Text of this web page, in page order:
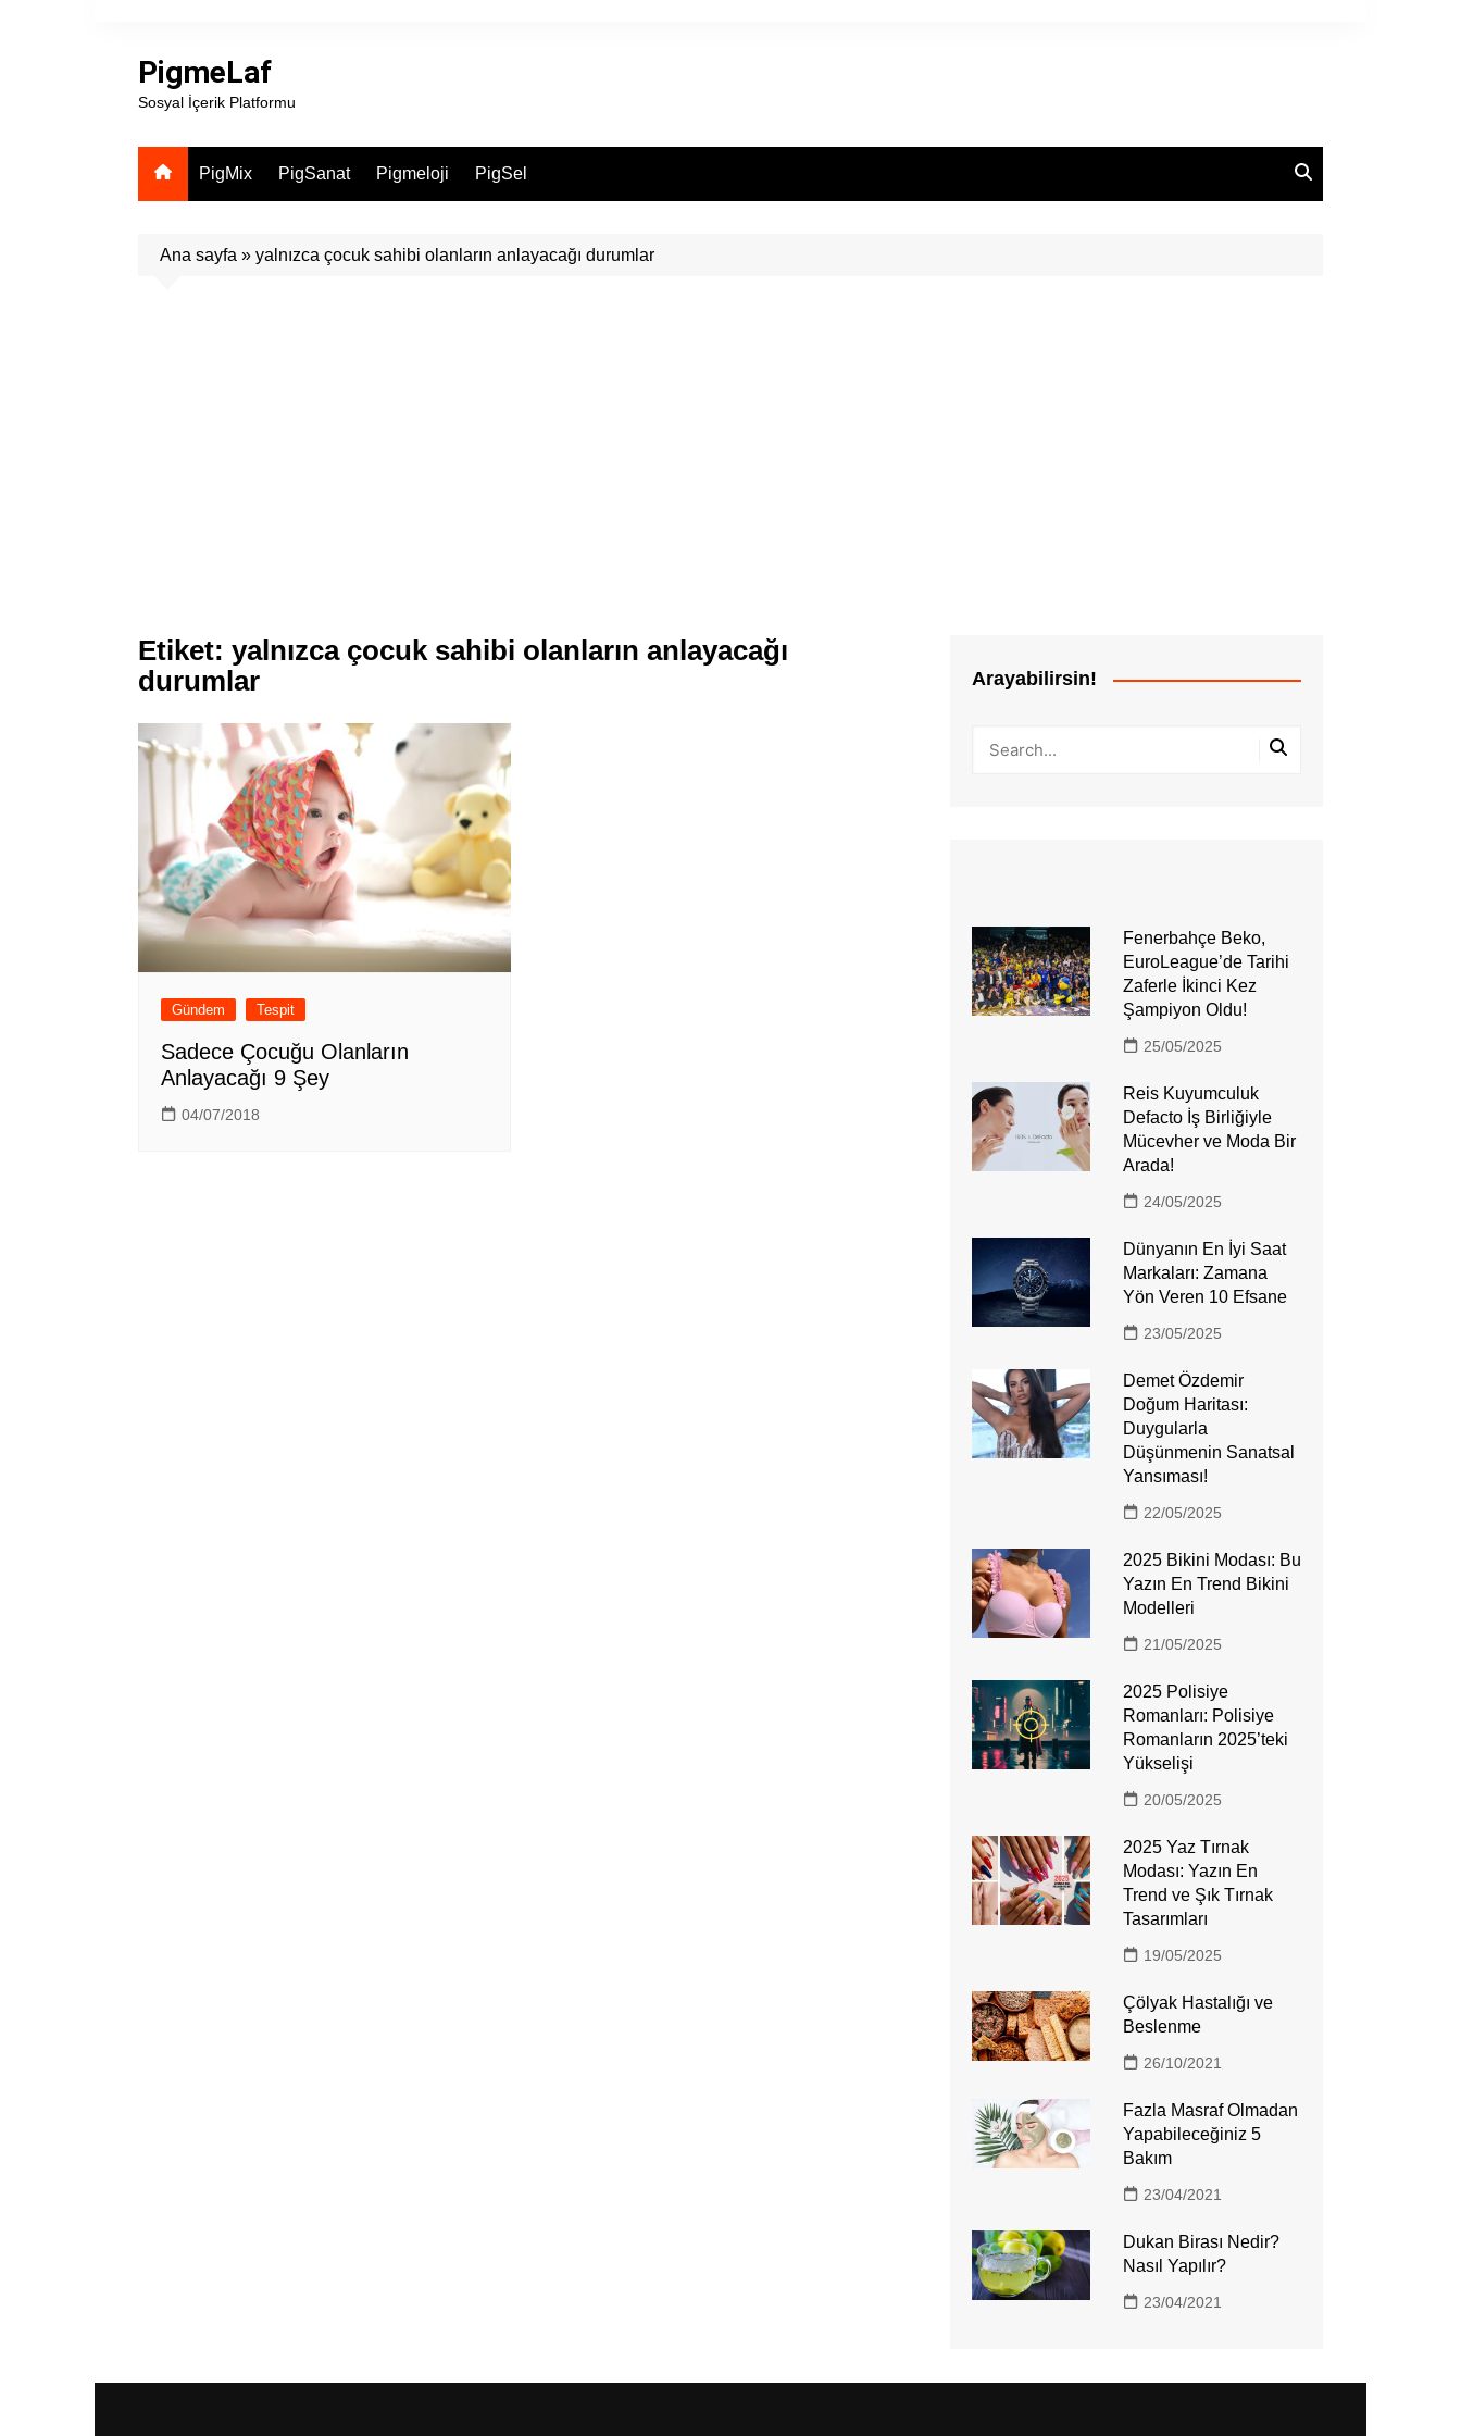
PigmeLaf
Sosyal İçerik Platformu
PigMix PigSanat Pigmeloji PigSel
Ana sayfa » yalnızca çocuk sahibi olanların anlayacağı durumlar
Etiket: yalnızca çocuk sahibi olanların anlayacağı
durumlar
Gündem Tespit
Sadece Çocuğu Olanların
Anlayacağı 9 Şey
04/07/2018
Arayabilirsin!
Fenerbahçe Beko,
EuroLeague’de Tarihi
Zaferle İkinci Kez
Şampiyon Oldu!
25/05/2025
Reis Kuyumculuk
Defacto İş Birliğiyle
Mücevher ve Moda Bir
Arada!
24/05/2025
Dünyanın En İyi Saat
Markaları: Zamana
Yön Veren 10 Efsane
23/05/2025
Demet Özdemir
Doğum Haritası:
Duygularla
Düşünmenin Sanatsal
Yansıması!
22/05/2025
2025 Bikini Modası: Bu
Yazın En Trend Bikini
Modelleri
21/05/2025
2025 Polisiye
Romanları: Polisiye
Romanların 2025’teki
Yükselişi
20/05/2025
2025 Yaz Tırnak
Modası: Yazın En
Trend ve Şık Tırnak
Tasarımları
19/05/2025
Çölyak Hastalığı ve
Beslenme
26/10/2021
Fazla Masraf Olmadan
Yapabileceğiniz 5
Bakım
23/04/2021
Dukan Birası Nedir?
Nasıl Yapılır?
23/04/2021